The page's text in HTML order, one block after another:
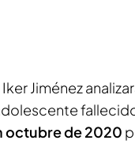
Jiménez
octubre de 2020